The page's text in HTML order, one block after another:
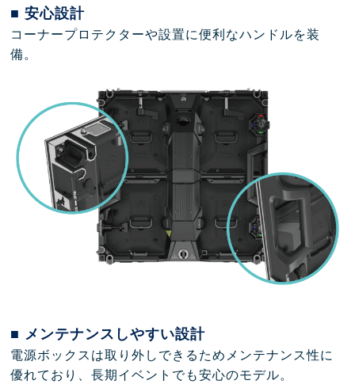
■ 安心設計
コーナープロテクターや設置に便利なハンドルを装
備。
■ メンテナンスしやすい設計
電源ボックスは取り外しできるためメンテナンス性に
優れており、長期イベントでも安心のモデル。